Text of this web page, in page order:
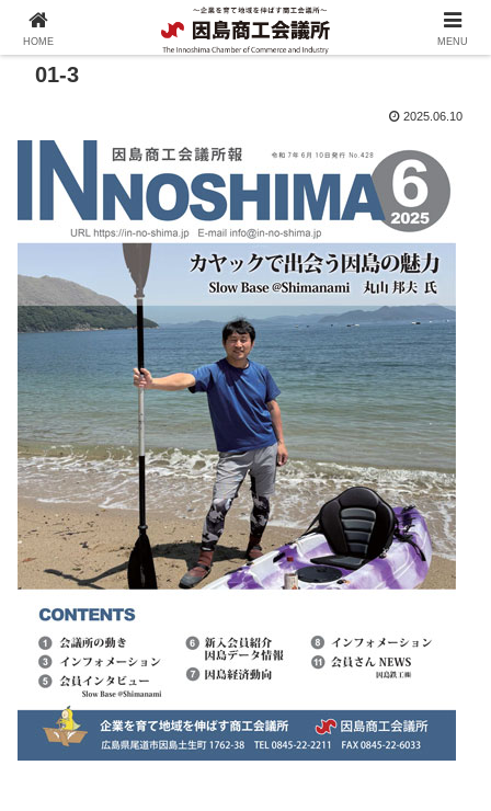
01-3
2025.06.10
HOME MENU